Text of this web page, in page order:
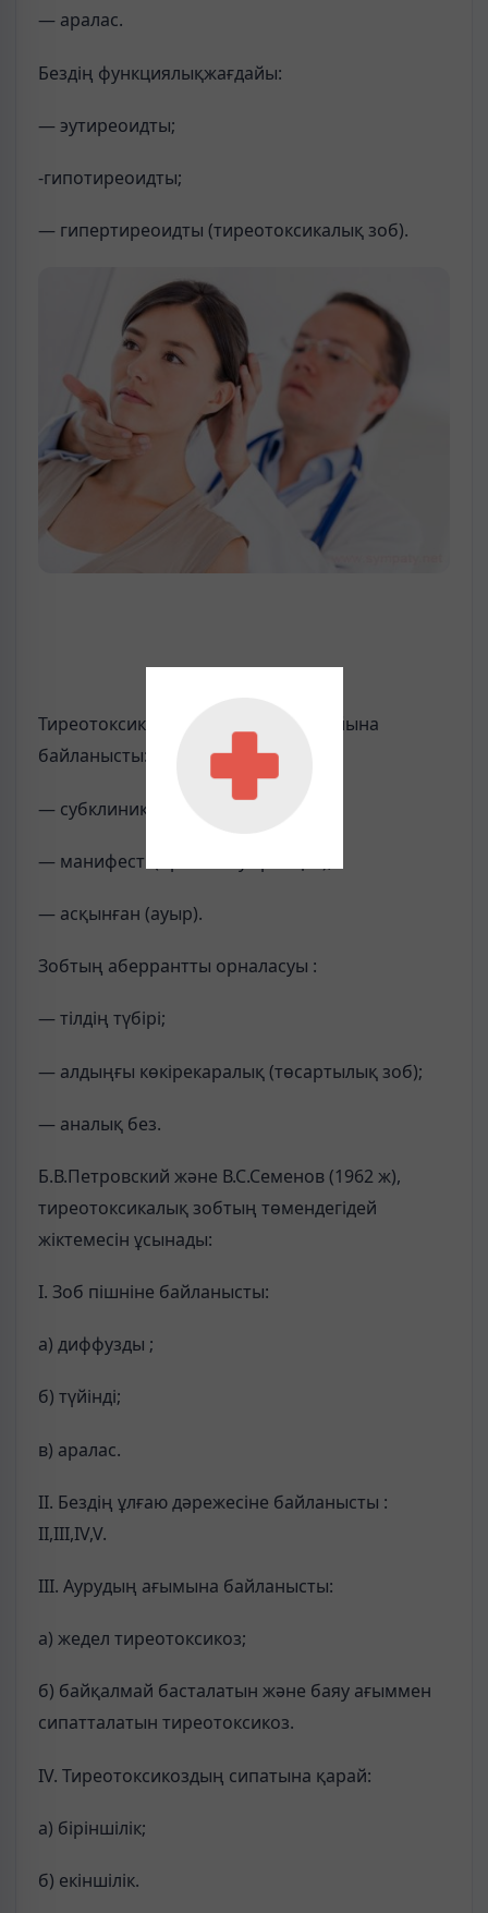
— аралас.
Бездің функциялықжағдайы:
— эутиреоидты;
-гипотиреоидты;
— гипертиреоидты (тиреотоксикалық зоб).
Тиреотоксикоздың ауырлық жағдайына
байланысты:
— субклиникалық (жеңіл ағымды);
— манифесті (орташа ауырлықта);
— асқынған (ауыр).
Зобтың аберрантты орналасуы :
— тілдің түбірі;
— алдыңғы көкірекаралық (төсартылық зоб);
— аналық без.
Б.В.Петровский және В.С.Семенов (1962 ж),
тиреотоксикалық зобтың төмендегідей
жіктемесін ұсынады:
І. Зоб пішніне байланысты:
а) диффузды ;
б) түйінді;
в) аралас.
ІІ. Бездің ұлғаю дәрежесіне байланысты :
ІІ,ІІІ,ІV,V.
ІІІ. Аурудың ағымына байланысты:
а) жедел тиреотоксикоз;
б) байқалмай басталатын және баяу ағыммен
сипатталатын тиреотоксикоз.
ІV. Тиреотоксикоздың сипатына қарай:
а) біріншілік;
б) екіншілік.